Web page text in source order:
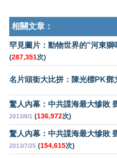
相關文章：
罕見圖片：動物世界的"河東獅
(287,351次)
名片頭銜大比拼：陳光標PK鄧
驚人內幕：中共諜海最大慘敗
2013/8/1 (136,972次)
驚人內幕：中共諜海最大慘敗
2013/7/25 (154,615次)